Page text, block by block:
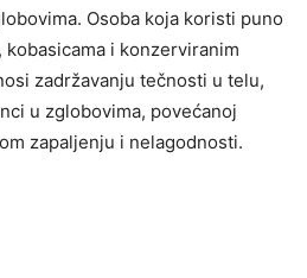
Osoba koja koristi puno
i konzerviranim
zadržavanju tečnosti u telu,
u zglobovima, povećanoj
zapaljenju i nelagodnosti.